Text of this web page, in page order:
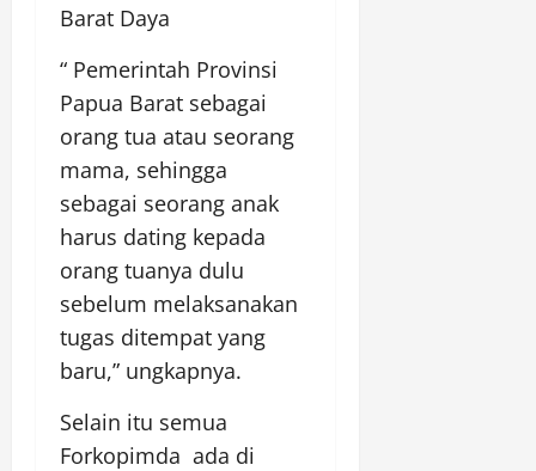
Barat Daya
“ Pemerintah Provinsi
Papua Barat sebagai
orang tua atau seorang
mama, sehingga
sebagai seorang anak
harus dating kepada
orang tuanya dulu
sebelum melaksanakan
tugas ditempat yang
baru,” ungkapnya.
Selain itu semua
Forkopimda ada di